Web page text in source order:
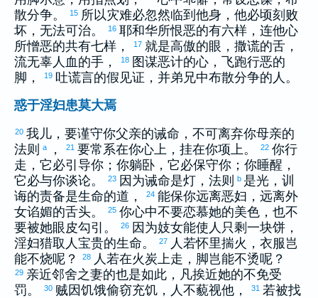
散分争。
15 所以灾难必忽然临到他身，他必顷刻败
坏，无法可治。
16 耶和华所恨恶的有六样，连他心
所憎恶的共有七样，
17 就是高傲的眼，撒谎的舌，
流无辜人血的手，
18 图谋恶计的心，飞跑行恶的
脚，
19 吐谎言的假见证，并弟兄中布散分争的人。
惑于淫妇患莫大焉
20 我儿，要谨守你父亲的诫命，不可离弃你母亲的
法则
a ， 21 要常系在你心上，挂在你项上。 22 你行
走，它必引导你；你躺卧，它必保守你；你睡醒，
它必与你谈论。
23 因为诫命是灯，法则 b 是光，训
诲的责备是生命的道，
24 能保你远离恶妇，远离外
女谄媚的舌头。
25 你心中不要恋慕她的美色，也不
要被她眼皮勾引。
26 因为妓女能使人只剩一块饼，
淫妇猎取人宝贵的生命。
27
人若怀里揣火，衣服岂
能不烧呢？
28 人若在火炭上走，脚岂能不烫呢？
29 亲近邻舍之妻的也是如此，凡挨近她的不免受
罚。
30 贼因饥饿偷窃充饥，人不藐视他， 31 若被找